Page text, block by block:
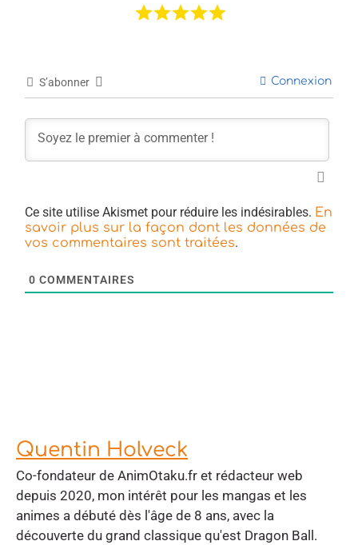
S’abonner Connexion
Ce site utilise Akismet pour réduire les indésirables. En
savoir plus sur la façon dont les données de
vos commentaires sont traitées.
0 COMMENTAIRES
Quentin Holveck
Co-fondateur de AnimOtaku.fr et rédacteur web
depuis 2020, mon intérêt pour les mangas et les
animes a débuté dès l'âge de 8 ans, avec la
découverte du grand classique qu'est Dragon Ball.